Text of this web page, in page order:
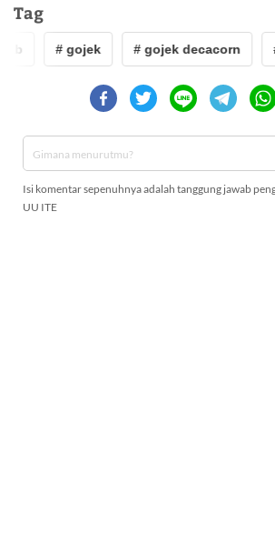
Tag
# gojek # gojek decacorn
Isi komentar sepenuhnya adalah tanggung jawab
UU ITE